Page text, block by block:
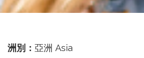
洲別： 亞洲 Asia